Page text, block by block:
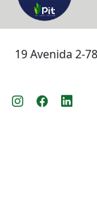
19 Avenida 2-